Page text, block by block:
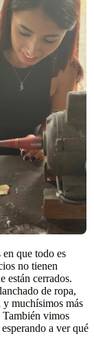
que todo es
no tienen
están cerrados.
de ropa,
y muchísimos más
También vimos
a ver qué